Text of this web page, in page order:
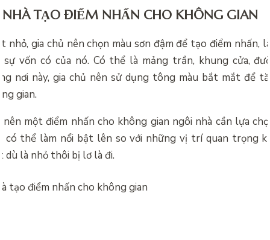
TẠO ĐIỂM NHẤN CHO KHÔNG GIAN
nhỏ, gia chủ nên chọn màu sơn đậm để tạo điểm nhấn,
sự vốn có của nó. Có thể là mảng trần, khung cửa,
nơi này, gia chủ nên sử dụng tông màu bắt mắt để
gian.
một điểm nhấn cho không gian ngôi nhà cần lựa
có thể làm nổi bật lên so với những vị trí quan trọng
dù là nhỏ thôi bị lơ là đi.